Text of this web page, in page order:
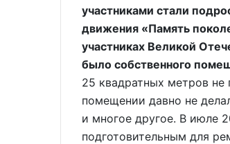
участниками стали
движения «Память
участниках Великой
было собственного
25 квадратных метров не
помещении давно не
и многое другое. В июле
подготовительным для